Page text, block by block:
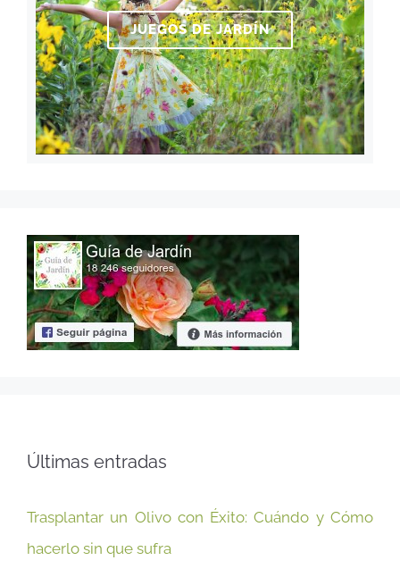
JUEGOS DE JARDÍN
Últimas entradas
Trasplantar un Olivo con Éxito: Cuándo y Cómo
hacerlo sin que sufra